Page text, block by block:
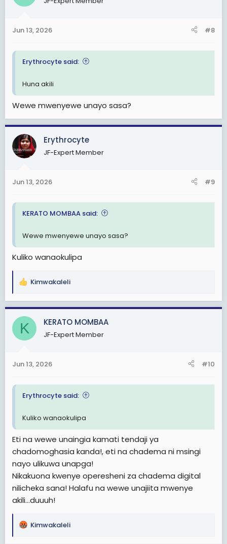
i
s
Jun 13, 2026 #8
Erythrocyte said:
Huna akili
Wewe mwenyewe unayo sasa?
Erythrocyte
JF-Expert Member
Jun 13, 2026 #9
KERATO MOMBAA said:
Wewe mwenyewe unayo sasa?
Kuliko wanaokulipa
R
a
c
i
s
Kimwakaleli
K KERATO MOMBAA
JF-Expert Member
Jun 13, 2026 #10
Erythrocyte said:
Kuliko wanaokulipa
Eti na wewe unaingia kamati tendaji ya
chadomoghasia kanda!, eti na chadema ni msingi
nayo ulikuwa unapga!
Nikakuona kwenye operesheni za chadema digital
nilicheka sana! Halafu na wewe unajiita mwenye
akili...duuuh!
R
Kimwakaleli